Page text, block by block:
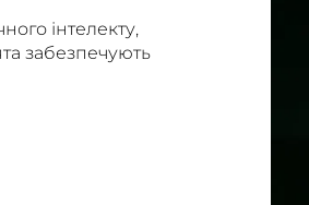
інтелекту,
забезпечують